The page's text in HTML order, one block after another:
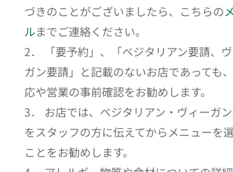
づきのことがございましたら、こちらの
ルまでご連絡ください。
2． 「要予約」、「ベジタリアン要請、
ガン要請」と記載のないお店であっても
応や営業の事前確認をお勧めします。
3． お店では、ベジタリアン・ヴィーガ
をスタッフの方に伝えてからメニューを
ことをお勧めします。